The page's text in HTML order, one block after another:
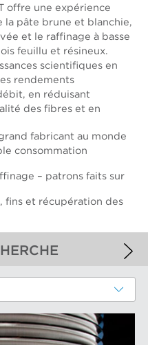
offre une expérience
la pâte brune et blanchie,
et le raffinage à basse
feuillu et résineux.
scientifiques en
rendements
en réduisant
des fibres et en
fabricant au monde
consommation
– patrons faits sur
fins et récupération des